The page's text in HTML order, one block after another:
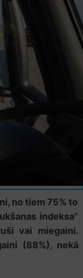
no tiem 75% to
indeksa”
vai miegaini.
(88%), nekā